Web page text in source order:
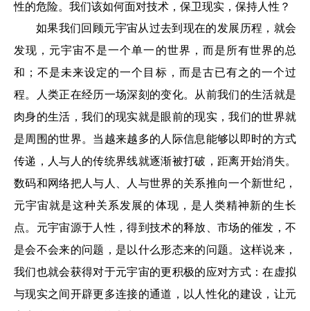
性的危险。我们该如何面对技术，保卫现实，保持人性？
如果我们回顾元宇宙从过去到现在的发展历程，就会
发现，元宇宙不是一个单一的世界，而是所有世界的总
和；不是未来设定的一个目标，而是古已有之的一个过
程。人类正在经历一场深刻的变化。从前我们的生活就是
肉身的生活，我们的现实就是眼前的现实，我们的世界就
是周围的世界。当越来越多的人际信息能够以即时的方式
传递，人与人的传统界线就逐渐被打破，距离开始消失。
数码和网络把人与人、人与世界的关系推向一个新世纪，
元宇宙就是这种关系发展的体现，是人类精神新的生长
点。元宇宙源于人性，得到技术的释放、市场的催发，不
是会不会来的问题，是以什么形态来的问题。这样说来，
我们也就会获得对于元宇宙的更积极的应对方式：在虚拟
与现实之间开辟更多连接的通道，以人性化的建设，让元